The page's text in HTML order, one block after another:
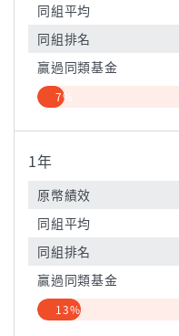
同組平均
同組排名
贏過同類基金
7%
1年
原幣績效
同組平均
同組排名
贏過同類基金
13%